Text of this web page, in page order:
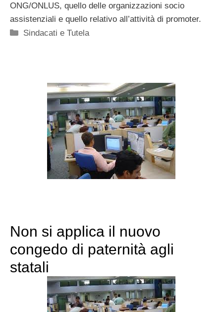
ONG/ONLUS, quello delle organizzazioni socio
assistenziali e quello relativo all’attività di promoter.
Categorie
Sindacati e Tutela
Non si applica il nuovo
congedo di paternità agli
statali